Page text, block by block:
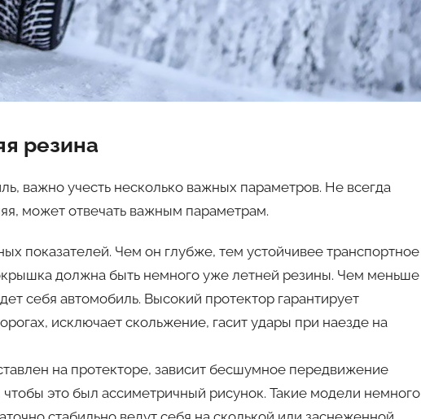
резина
важно учесть несколько важных параметров. Не всегда
может отвечать важным параметрам.
показателей. Чем он глубже, тем устойчивее транспортное
должна быть немного уже летней резины. Чем меньше
себя автомобиль. Высокий протектор гарантирует
исключает скольжение, гасит удары при наезде на
на протекторе, зависит бесшумное передвижение
это был ассиметричный рисунок. Такие модели немного